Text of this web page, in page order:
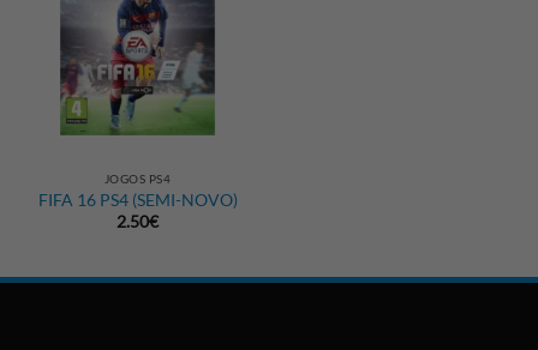
JOGOS PS4
FIFA 16 PS4 (SEMI-NOVO)
2.50€